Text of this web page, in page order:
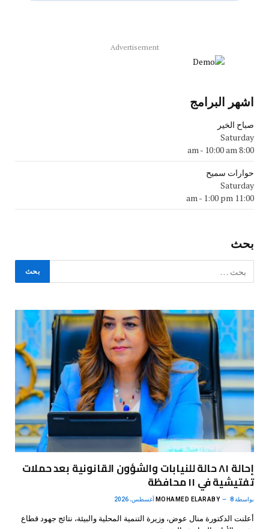
Advertisement
اشهر البرامج
صباح الخير
Saturday
8:00 am
- 10:00 am
حوارات سميح
Saturday
11:00 am
- 1:00 pm
بحث
إحالة ٨١ حالة للنيابات والشؤون القانونية بعد حملات
تفتيشية في ١١ محافظة
بواسطة MOHAMED ELARABY 8 أغسطس، 2026
أعلنت الدكتورة منال عوض، وزيرة التنمية المحلية والبيئة، نتائج جهود قطاع